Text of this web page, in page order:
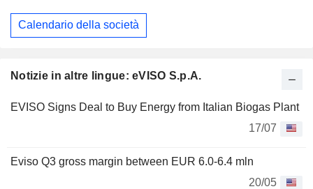
Notizie in altre lingue: eVISO S.p.A.
EVISO Signs Deal to Buy Energy from Italian Biogas Plant
17/07
Eviso Q3 gross margin between EUR 6.0-6.4 mln
20/05
Calendario della società